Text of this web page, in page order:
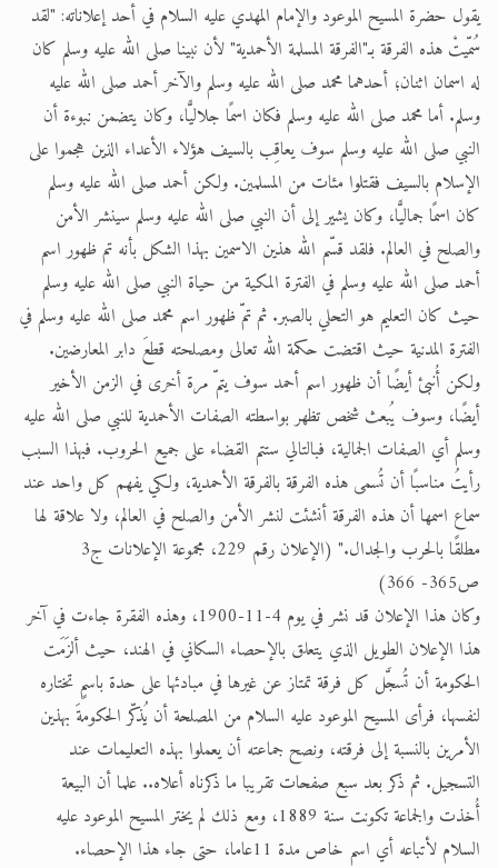
يقول حضرة المسيح الموعود والإمام المهدي عليه السلام في أحد إعلاناته: "لقد
سُمّيتْ هذه الفرقة بـ"الفرقة المسلمة الأحمدية" لأن نبينا صلى الله عليه وسلم كان
له اسمان اثنان؛ أحدهما محمد صلى الله عليه وسلم والآخر أحمد صلى الله عليه
وسلم. أما محمد صلى الله عليه وسلم فكان اسمًا جلاليًّا، وكان يتضمن نبوءة أن
النبي صلى الله عليه وسلم سوف يعاقِب بالسيف هؤلاء الأعداء الذين هجموا على
الإسلام بالسيف فقتلوا مئات من المسلمين. ولكن أحمد صلى الله عليه وسلم
كان اسمًا جماليًّا، وكان يشير إلى أن النبي صلى الله عليه وسلم سينشر الأمن
والصلح في العالم. فلقد قسّم الله هذين الاسمين بهذا الشكل بأنه تم ظهور اسم
أحمد صلى الله عليه وسلم في الفترة المكية من حياة النبي صلى الله عليه وسلم
حيث كان التعليم هو التحلي بالصبر. ثم تمّ ظهور اسم محمد صلى الله عليه وسلم في
الفترة المدنية حيث اقتضت حكمة الله تعالى ومصلحته قطعَ دابر المعارضين.
ولكن أُنبئ أيضًا أن ظهور اسم أحمد سوف يتمّ مرة أخرى في الزمن الأخير
أيضًا، وسوف يُبعث شخص تظهر بواسطته الصفات الأحمدية للنبي صلى الله عليه
وسلم أي الصفات الجمالية، فبالتالي ستتم القضاء على جميع الحروب. فبهذا السبب
رأيتُ مناسبًا أن تُسمى هذه الفرقة بالفرقة الأحمدية، ولكي يفهم كل واحد عند
سماع اسمها أن هذه الفرقة أنشئت لنشر الأمن والصلح في العالم، ولا علاقة لها
مطلقًا بالحرب والجدال." (الإعلان رقم 229، مجموعة الإعلانات ج3
ص365- 366)
وكان هذا الإعلان قد نشر في يوم 4-11-1900، وهذه الفقرة جاءت في آخر
هذا الإعلان الطويل الذي يتعلق بالإحصاء السكاني في الهند، حيث ألزَمَت
الحكومة أن تُسجَّل كل فرقة تمتاز عن غيرها في مبادئها على حدة باسمٍ تختاره
لنفسها، فرأى المسيح الموعود عليه السلام من المصلحة أن يُذكّر الحكومةَ بهذين
الأمرين بالنسبة إلى فرقته، ونصح جماعته أن يعملوا بهذه التعليمات عند
التسجيل. ثم ذكر بعد سبع صفحات تقريبا ما ذكرناه أعلاه.. علما أن البيعة
أُخذت والجماعة تكونت سنة 1889، ومع ذلك لم يختر المسيح الموعود عليه
السلام لأتباعه أي اسم خاص مدة 11عاما، حتى جاء هذا الإحصاء.